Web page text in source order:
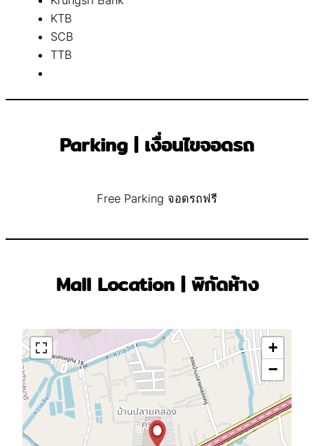
KTB
SCB
TTB
Parking | เงื่อนไขจอดรถ
Free Parking จอดรถฟรี
Mall Location | พิกัดห้าง
+
−